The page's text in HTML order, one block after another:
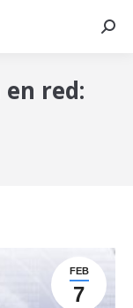
red:
FEB
7